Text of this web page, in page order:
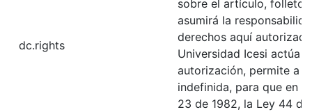
dc.rights
sobre el artículo, folleto
asumirá la
derechos aquí
Universidad Icesi actúa
autorización, permite a
indefinida, para que en
23 de 1982, la Ley 44